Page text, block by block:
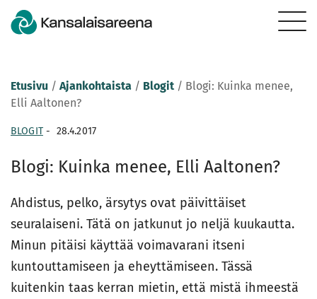
Etusivu / Ajankohtaista / Blogit / Blogi: Kuinka menee,
Elli Aaltonen?
BLOGIT- 28.4.2017
Blogi: Kuinka menee, Elli Aaltonen?
Ahdistus, pelko, ärsytys ovat päivittäiset
seuralaiseni. Tätä on jatkunut jo neljä kuukautta.
Minun pitäisi käyttää voimavarani itseni
kuntouttamiseen ja eheyttämiseen. Tässä
kuitenkin taas kerran mietin, että mistä ihmeestä